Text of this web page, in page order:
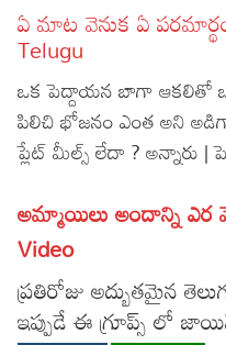
Articles
Facts
Devotional
Hinduism
Lyrics in Hindi –
Lyrics in Hindi –
Tamil
Lyrics in Tamil –
Lyrics in Tamil –
Kannada
Lyrics in Kannada –
ఏ మాట వెనుక ఏ
Telugu
ఒక పెద్దాయన బాగా ఆకలితో
పిలిచి భోజనం ఎంత అని
ప్లేట్ మీల్స్ లేదా ? అన్నారు |
అమ్మాయిలు అందాన్ని ఎర
Video
ప్రతిరోజు అద్బుతమైన
ఇప్పుడే ఈ గ్రూప్స్ లో